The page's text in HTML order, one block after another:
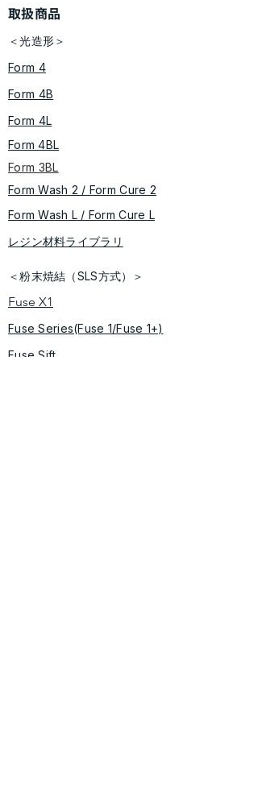
V2」を発表
​取扱商品
＜光造形＞
Form 4
Form 4B
Form 4L
Form 4BL
Form 3BL
Form Wash 2 / Form Cure​ 2
​​Form Wash L / Form Cure L
レジン材料ライブラリ
＜粉末焼結（SLS方式）＞
Fuse X1
Fuse Series(Fuse 1/Fuse 1+)
Fuse Sift